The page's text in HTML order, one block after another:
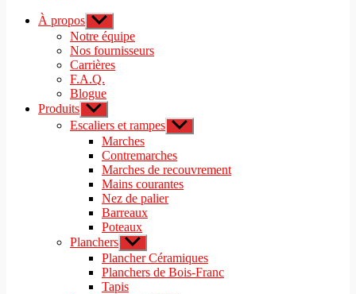
À propos Afficher
le
sous-
menu
Notre équipe
Nos fournisseurs
Carrières
F.A.Q.
Blogue
Produits Afficher
le
sous-
menu
Escaliers et rampes Afficher
le
menu
Marches
Contremarches
Marches de recouvrement
Mains courantes
Nez de palier
Barreaux
Poteaux
Planchers Afficher
le
sous-
menu
Plancher Céramiques
Planchers de Bois-Franc
Tapis